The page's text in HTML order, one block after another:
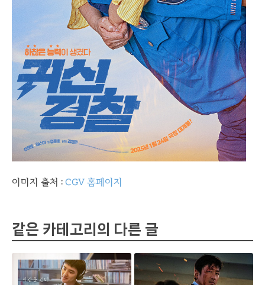
이미지 출처 : CGV 홈페이지
같은 카테고리의 다른 글